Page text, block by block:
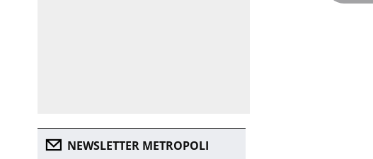
NEWSLETTER METROPOLI